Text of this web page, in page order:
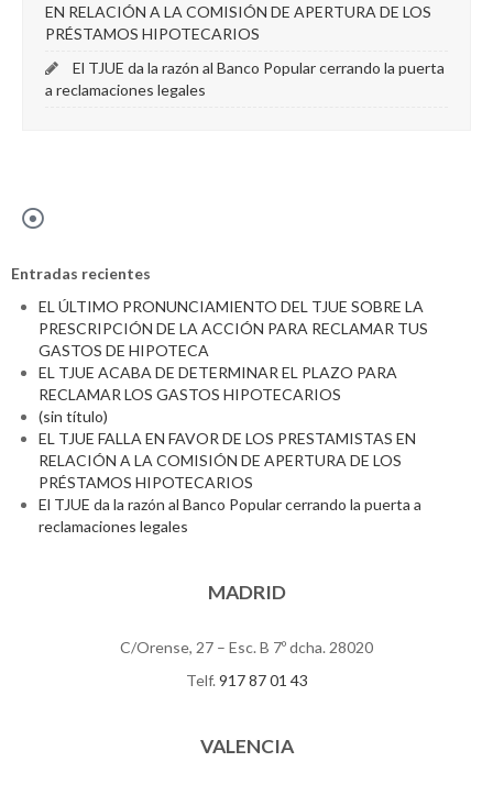
EN RELACIÓN A LA COMISIÓN DE APERTURA DE LOS
PRÉSTAMOS HIPOTECARIOS
El TJUE da la razón al Banco Popular cerrando la puerta
a reclamaciones legales
Entradas recientes
EL ÚLTIMO PRONUNCIAMIENTO DEL TJUE SOBRE LA
PRESCRIPCIÓN DE LA ACCIÓN PARA RECLAMAR TUS
GASTOS DE HIPOTECA
EL TJUE ACABA DE DETERMINAR EL PLAZO PARA
RECLAMAR LOS GASTOS HIPOTECARIOS
(sin título)
EL TJUE FALLA EN FAVOR DE LOS PRESTAMISTAS EN
RELACIÓN A LA COMISIÓN DE APERTURA DE LOS
PRÉSTAMOS HIPOTECARIOS
El TJUE da la razón al Banco Popular cerrando la puerta a
reclamaciones legales
MADRID
C/Orense, 27 – Esc. B 7º dcha. 28020
Telf. 917 87 01 43
VALENCIA